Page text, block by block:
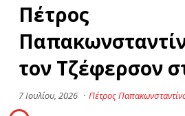
Πέτρος
τον Τζέφερσον
7 Ιουλίου, 2026 · Πέτρος